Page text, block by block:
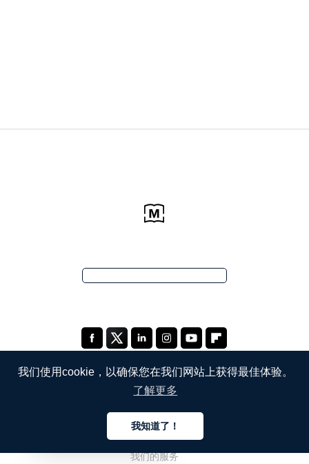
我们使用cookie，以确保您在我们网站上获得最佳体验。
了解更多
我知道了！
关于我们
我们的服务
中文